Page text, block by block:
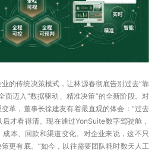
的传统决策模式，让林源春彻底告别过去“靠
面迈入“数据驱动、精准决策”的全新阶段。对
革，董事长徐建友有着最直观的体会：“过去
才看得清。现在通过YonSuite数字驾驶舱，
本、回款和渠道变化。对企业来说，这不只
更有底。”如今，以往需要团队耗时数天人工